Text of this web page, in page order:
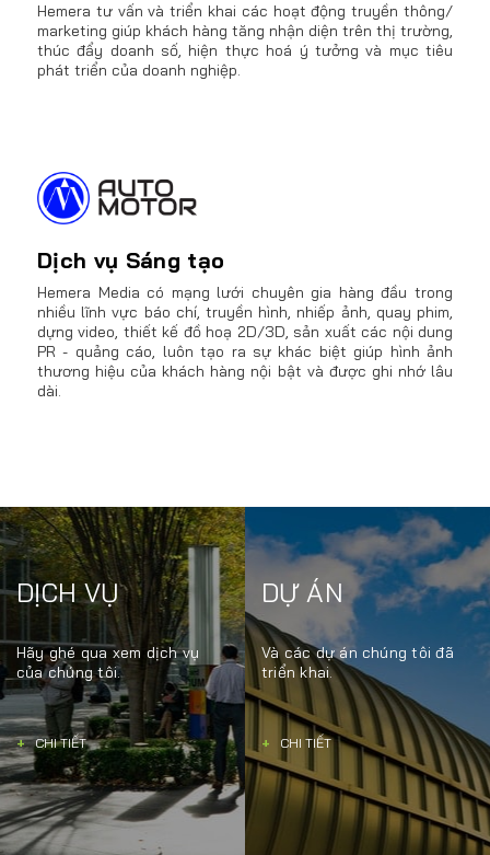
Hemera tư vấn và triển khai các hoạt động truyền thông/
marketing giúp khách hàng tăng nhận diện trên thị trường,
thúc đẩy doanh số, hiện thực hoá ý tưởng và mục tiêu
phát triển của doanh nghiệp.
Dịch vụ Sáng tạo
Hemera Media có mạng lưới chuyên gia hàng đầu trong
nhiều lĩnh vực báo chí, truyền hình, nhiếp ảnh, quay phim,
dựng video, thiết kế đồ hoạ 2D/3D, sản xuất các nội dung
PR - quảng cáo, luôn tạo ra sự khác biệt giúp hình ảnh
thương hiệu của khách hàng nội bật và được ghi nhớ lâu
dài.
DỊCH VỤ
Hãy ghé qua xem dịch vụ
của chúng tôi.
+ CHI TIẾT
DỰ ÁN
Và các dự án chúng tôi đã
triển khai.
+ CHI TIẾT